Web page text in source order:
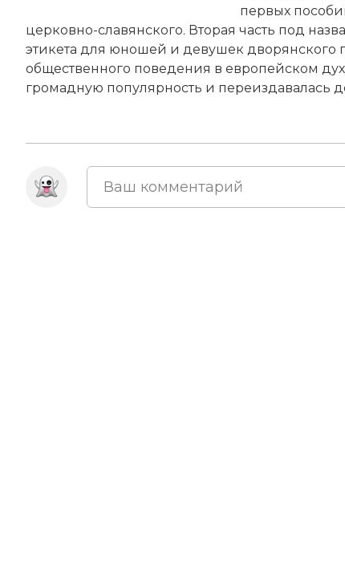
первых
церковно-славянского. Вторая часть под
этикета для юношей и девушек
общественного поведения в европейском
громадную популярность и переиздавалась